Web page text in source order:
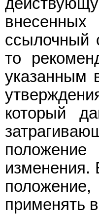
ссылочный
то
указанным
который
положение
изменения.
применять